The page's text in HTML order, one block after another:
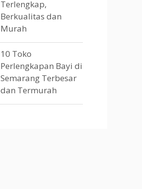
Terlengkap,
Berkualitas dan
Murah
10 Toko
Perlengkapan Bayi di
Semarang Terbesar
dan Termurah